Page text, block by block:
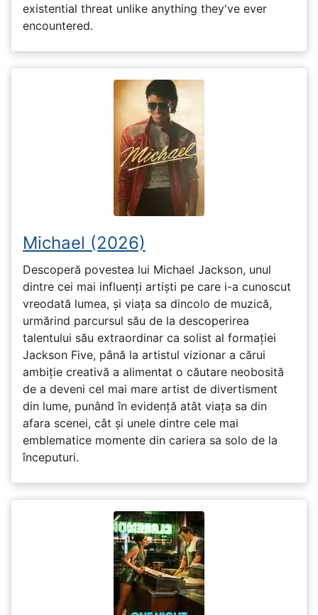
existential threat unlike anything they've ever
encountered.
Michael (2026)
Descoperă povestea lui Michael Jackson, unul
dintre cei mai influenți artiști pe care i-a cunoscut
vreodată lumea, și viața sa dincolo de muzică,
urmărind parcursul său de la descoperirea
talentului său extraordinar ca solist al formației
Jackson Five, până la artistul vizionar a cărui
ambiție creativă a alimentat o căutare neobosită
de a deveni cel mai mare artist de divertisment
din lume, punând în evidență atât viața sa din
afara scenei, cât și unele dintre cele mai
emblematice momente din cariera sa solo de la
începuturi.